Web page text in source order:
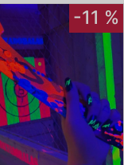
-11 %